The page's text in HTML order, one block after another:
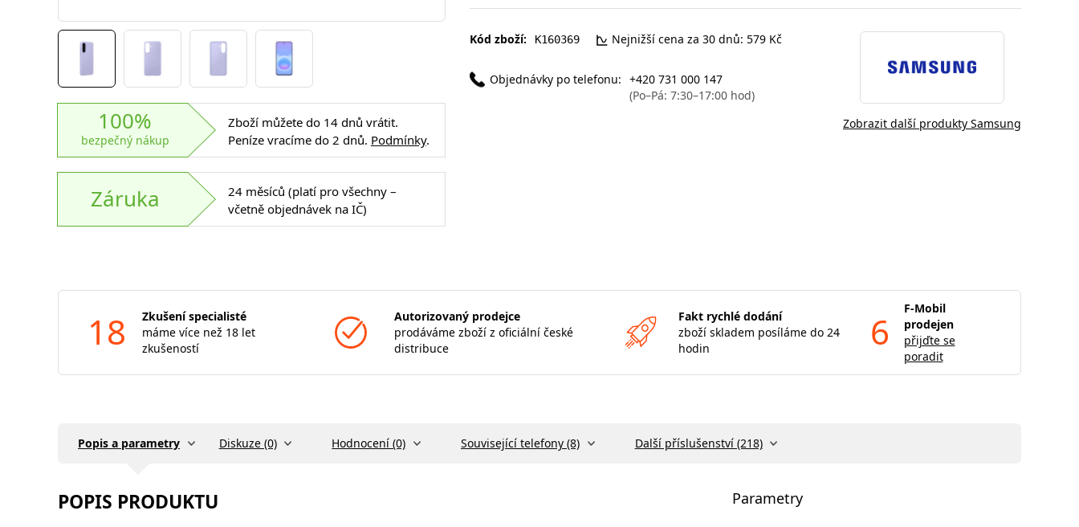
100%
bezpečný nákup
Zboží můžete do 14 dnů vrátit.
Peníze vracíme do 2 dnů. Podmínky.
Záruka
24 měsíců (platí pro všechny –
včetně objednávek na IČ)
Kód zboží: K160369 Nejnižší cena za 30 dnů: 579 Kč
Objednávky po telefonu: +420 731 000 147
(Po–Pá: 7:30–17:00 hod)
Zobrazit další produkty Samsung
18
Zkušení specialisté
máme více než 18 let
zkušeností
Autorizovaný prodejce
prodáváme zboží z oficiální české
distribuce
Fakt rychlé dodání
zboží skladem posíláme do 24
hodin
6
F-Mobil
prodejen
přijďte se
poradit
Popis a parametry Diskuze (0) Hodnocení (0) Související telefony (8) Další příslušenství (218)
POPIS PRODUKTU Parametry